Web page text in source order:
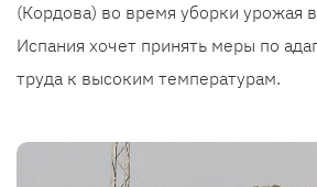
(Кордова) во время уборки урожая
Испания хочет принять меры по
труда к высоким температурам.